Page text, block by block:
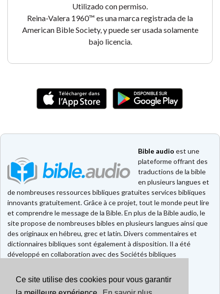
Ce site utilise des cookies pour vous garantir
Utilizado con permiso.
Reina-Valera 1960™ es una marca registrada de la
American Bible Society, y puede ser usada solamente
bajo licencia.
Bible audio est une
plateforme offrant des
traductions de la bible
en plusieurs langues et
de nombreuses ressources bibliques gratuites services bibliques
innovants gratuitement. Grâce à ce projet, tout le monde peut lire
et comprendre le message de la Bible. En plus de la Bible audio, le
site propose de nombreuses bibles en plusieurs langues ainsi que
des originaux en hébreu, grec et latin. Divers commentaires et
dictionnaires bibliques sont également à disposition. Il a été
développé en collaboration avec des Sociétés bibliques
Faire un don